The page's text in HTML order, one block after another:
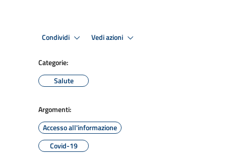
Condividi Vedi azioni
Categorie:
Salute
Argomenti:
Accesso all'informazione
Covid-19